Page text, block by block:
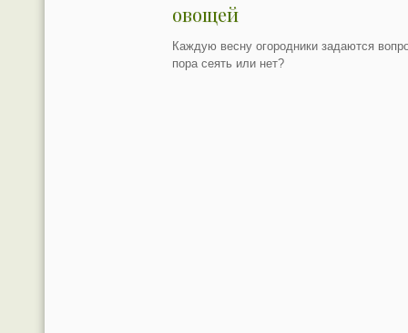
овощей
Каждую весну огородники задаются
пора сеять или нет?